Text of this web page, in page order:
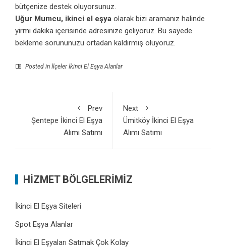
bütçenize destek oluyorsunuz.
Uğur Mumcu, ikinci el eşya olarak bizi aramanız halinde
yirmi dakika içerisinde adresinize geliyoruz. Bu sayede
bekleme sorununuzu ortadan kaldırmış oluyoruz.
Posted in İlçeler İkinci El Eşya Alanlar
Prev
Şentepe İkinci El Eşya
Alımı Satımı
Next
Ümitköy İkinci El Eşya
Alımı Satımı
HİZMET BÖLGELERİMİZ
İkinci El Eşya Siteleri
Spot Eşya Alanlar
İkinci El Eşyaları Satmak Çok Kolay